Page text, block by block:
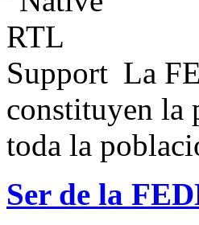
La
constituyen la
toda la
Ser de la